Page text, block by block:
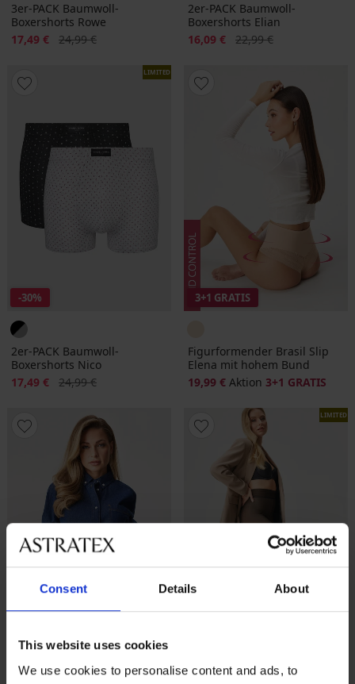
Consent Details About
This website uses cookies
We use cookies to personalise content and ads, to
3er-PACK Baumwoll-
Boxershorts Rowe
Rabatt
17,49 € Alter Preis
24,99 €
2er-PACK Baumwoll-
Boxershorts Elian
Rabatt
16,09 € Alter Preis
22,99 €
LIMITED
-30%
2er-PACK Baumwoll-
Boxershorts Nico
Rabatt
17,49 € Alter Preis
24,99 €
3+1 GRATIS
Figurformender Brasil Slip
Elena mit hohem Bund
19,99 € Aktion 3+1 GRATIS
3+1 GRATIS
LIMITED